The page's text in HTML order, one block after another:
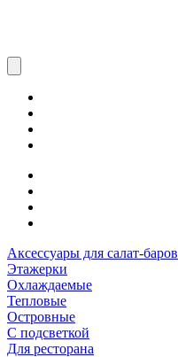
Аксессуары для салат-баров
Этажерки
Охлаждаемые
Тепловые
Островные
С подсветкой
Для ресторана